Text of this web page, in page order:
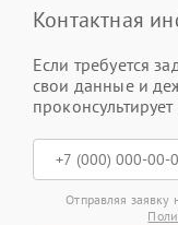
Контактная
Если требуется
свои данные и
проконсультирует
Отправляя заявку